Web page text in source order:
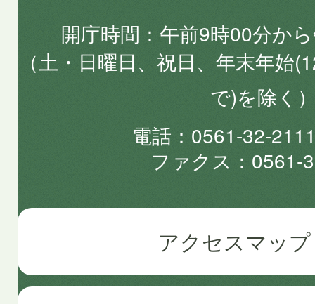
開庁時間
午前9時00分か
（土・日曜日、祝日、年末年始
で)を除く
電話
0561-32-
ファクス
0561-
アクセスマップ